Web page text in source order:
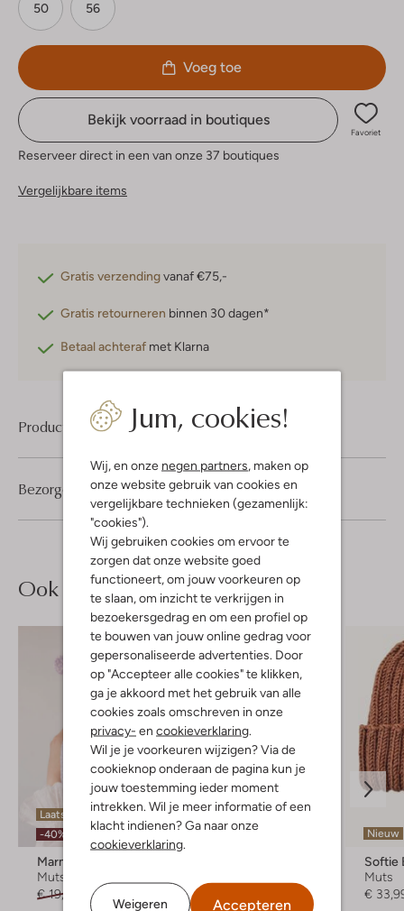
Jum, cookies!
Wij, en onze negen partners , maken op
onze website gebruik van cookies en
vergelijkbare technieken (gezamenlijk:
"cookies").
Wij gebruiken cookies om ervoor te
zorgen dat onze website goed
functioneert, om jouw voorkeuren op
te slaan, om inzicht te verkrijgen in
bezoekersgedrag en om een profiel op
te bouwen van jouw online gedrag voor
gepersonaliseerde advertenties. Door
op "Accepteer alle cookies" te klikken,
ga je akkoord met het gebruik van alle
cookies zoals omschreven in onze
privacy- en cookieverklaring
Wil je je voorkeuren wijzigen? Via de
cookieknop onderaan de pagina kun je
jouw toestemming ieder moment
intrekken. Wil je meer informatie of een
klacht indienen? Ga naar onze
cookieverklaring
Weigeren Accepteren
50 56
Voeg toe
Bekijk voorraad in boutiques
Favoriet
Reserveer direct in een van onze 37 boutiques
Vergelijkbare items
Gratis verzendingvanaf €75,-
Gratis retourneren binnen 30 dagen*
Betaal achteraf met Klarna
Product informatie
Bezorgen & retourneren
Ook iets voor jou?
Laatste maten
-40%
Muts
€ 19,99
€ 11,99
-35% Nieuw
Softie
Muts
€